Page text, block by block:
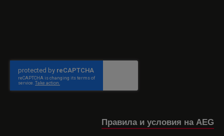
Правила и условия на AEG